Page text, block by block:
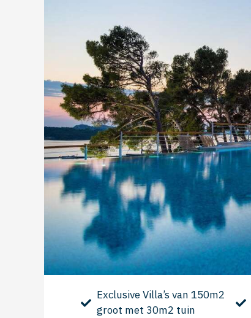
Exclusive Villa’s van 150m2
groot met 30m2 tuin